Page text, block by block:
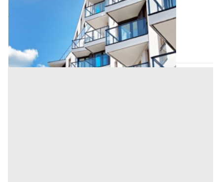
(Palermo)
31.788,05 €
e96e584a
Asta chiusa